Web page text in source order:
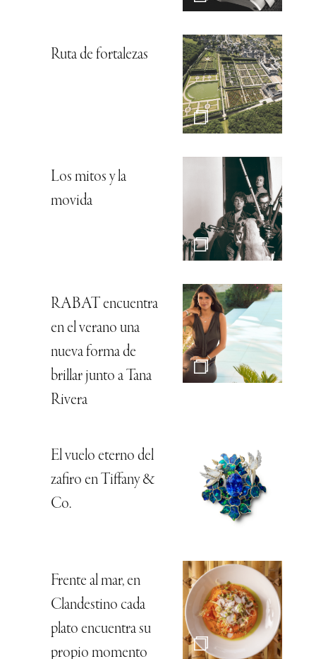
Ruta de fortalezas
Los mitos y la
movida
RABAT encuentra
en el verano una
nueva forma de
brillar junto a Tana
Rivera
El vuelo eterno del
zafiro en Tiffany &
Co.
Frente al mar, en
Clandestino cada
plato encuentra su
propio momento